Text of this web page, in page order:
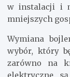
w instalacji i
mniejszych
Wymiana
wybór, który
zarówno na
elektryczne